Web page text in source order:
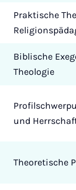
Praktische
Biblische
Theologie
und
Theoretische